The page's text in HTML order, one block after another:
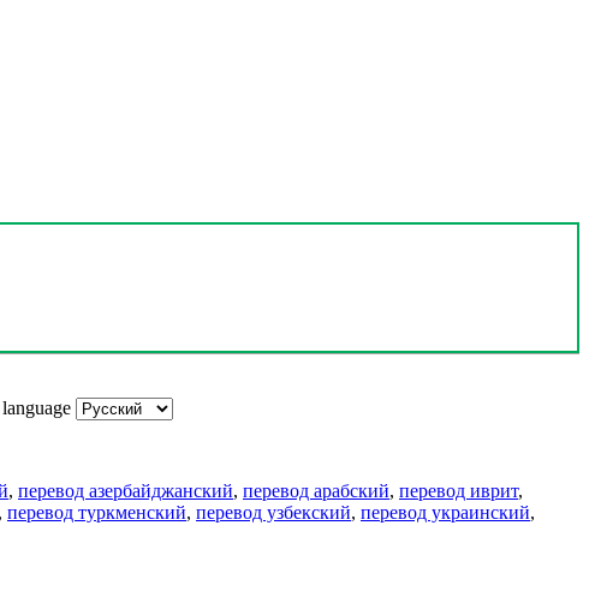
, перевод азербайджанский, перевод арабский, перевод иврит,
, перевод туркменский, перевод узбекский, перевод украинский,